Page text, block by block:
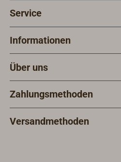
Service
Informationen
Über uns
Zahlungsmethoden
Versandmethoden